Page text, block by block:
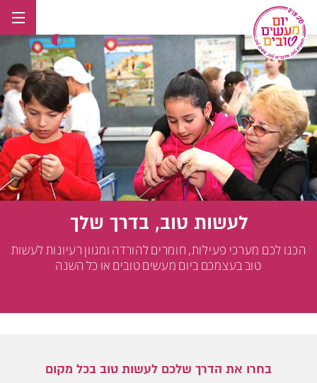
לתוכן
לעשות טוב, בדרך שלך
הכנו לכם מערכי פעילות, חומרים להורדה ומגוון רעיונות לעשות
טוב בעצמכם ביום מעשים טובים או כל השנה
בחרו את הדרך שלכם לעשות טוב בכל מקום